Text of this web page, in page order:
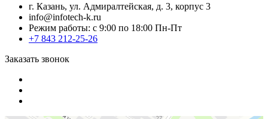
г. Казань, ул. Адмиралтейская, д. 3, корпус 3
info@infotech-k.ru
Режим работы: с 9:00 по 18:00 Пн-Пт
+7 843 212-25-26
Заказать звонок